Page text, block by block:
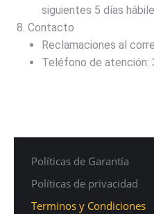
siguientes 5 días
Contacto
Reclamaciones al
Teléfono de atención:
Políticas de Garantía
Políticas de privacidad
Terminos y Condiciones